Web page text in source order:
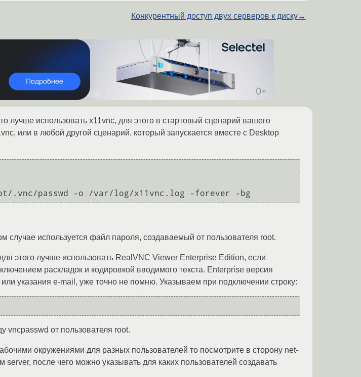
Конкурентный доступ двух серверов к диску→
лучше использовать x11vnc, для этого в стартовый сценарий вашего
или в любой другой сценарий, который запускается вместе с Desktop
случае используется файл пароля, создаваемый от пользователя root.
этого лучше использовать RealVNC Viewer Enterprise Edition, если
раскладок и кодировкой вводимого текста. Enterprise версия
указания e-mail, уже точно не помню. Указываем при подключении строку:
vncpasswd от пользователя root.
окружениями для разных пользователей то посмотрите в сторону net-
после чего можно указывать для каких пользователей создавать